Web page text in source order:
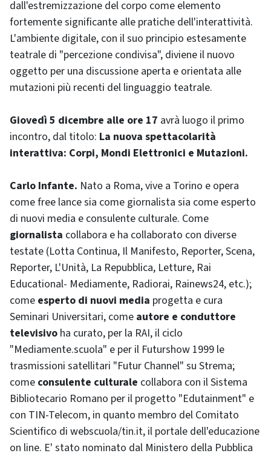
dall'estremizzazione del corpo come elemento
fortemente significante alle pratiche dell'interattività.
L'ambiente digitale, con il suo principio estesamente
teatrale di "percezione condivisa", diviene il nuovo
oggetto per una discussione aperta e orientata alle
mutazioni più recenti del linguaggio teatrale.
Giovedì 5 dicembre alle ore 17 avrà luogo il primo
incontro, dal titolo: La nuova spettacolarità
interattiva: Corpi, Mondi Elettronici e Mutazioni.
Carlo Infante. Nato a Roma, vive a Torino e opera
come free lance sia come giornalista sia come esperto
di nuovi media e consulente culturale. Come
giornalista collabora e ha collaborato con diverse
testate (Lotta Continua, Il Manifesto, Reporter, Scena,
Reporter, L'Unità, La Repubblica, Letture, Rai
Educational- Mediamente, Radiorai, Rainews24, etc.);
come esperto di nuovi media progetta e cura
Seminari Universitari, come autore e conduttore
televisivo ha curato, per la RAI, il ciclo
"Mediamente.scuola" e per il Futurshow 1999 le
trasmissioni satellitari "Futur Channel" su Strema;
come consulente culturale collabora con il Sistema
Bibliotecario Romano per il progetto "Edutainment" e
con TIN-Telecom, in quanto membro del Comitato
Scientifico di webscuola/tin.it, il portale dell'educazione
on line. E' stato nominato dal Ministero della Pubblica